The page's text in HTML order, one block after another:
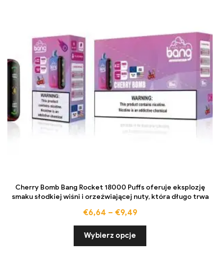
Cherry Bomb Bang Rocket 18000 Puffs oferuje eksplozję
smaku słodkiej wiśni i orzeźwiającej nuty, która długo trwa
€6,64 – €9,49
Wybierz opcje